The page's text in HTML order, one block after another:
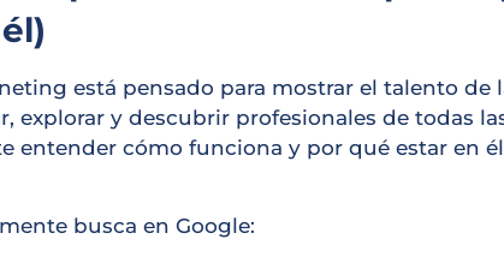
está pensado para mostrar el talento
explorar y descubrir profesionales de todas
entender cómo funciona y por qué estar en
busca en Google: